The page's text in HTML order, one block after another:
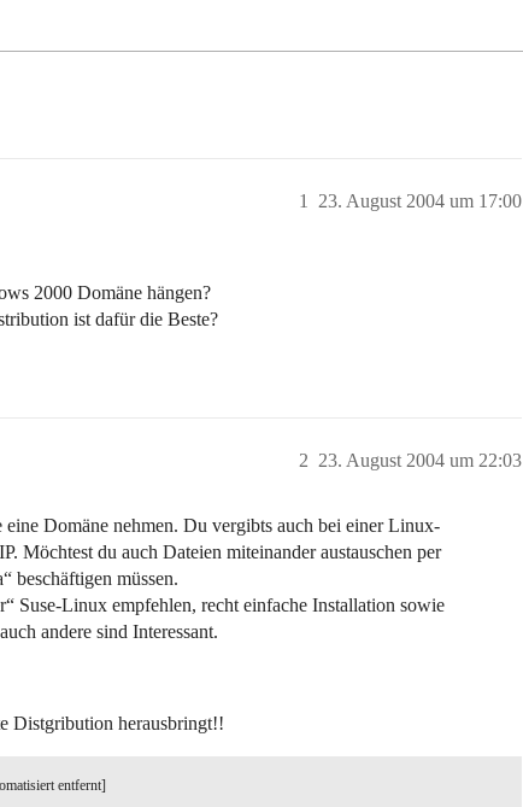
23. August 2004 um 17:00
1
2000 Domäne hängen?
ist dafür die Beste?
23. August 2004 um 22:03
2
Domäne nehmen. Du vergibts auch bei einer Linux-
Möchtest du auch Dateien miteinander austauschen per
beschäftigen müssen.
Suse-Linux empfehlen, recht einfache Installation sowie
andere sind Interessant.
Distgribution herausbringt!!
entfernt]